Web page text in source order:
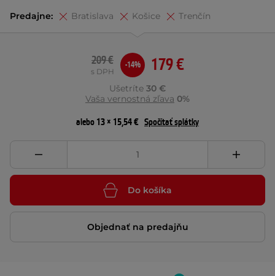
Predajne: Bratislava Košice Trenčín
179 €
209 €
s DPH
-14%
Ušetríte 30 €
Vaša vernostná zľava 0%
alebo 13 × 15,54 € Spočítať splátky
Do košíka
Objednať na predajňu